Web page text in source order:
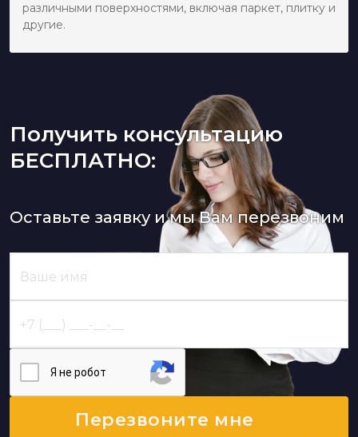
различными поверхностями, включая паркет, плитку и
другие.
Получить консультацию
БЕСПЛАТНО:
Оставьте заявку и мы Вам перезвоним
Я нe poбoт
Перезвоните мне